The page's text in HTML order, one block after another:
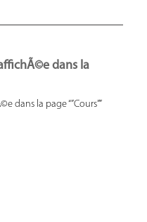
dans la
dans la page “”Cours””